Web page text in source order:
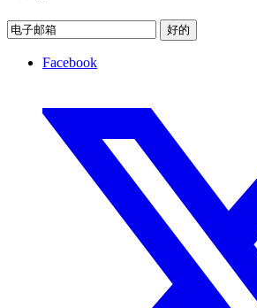
好的
Facebook